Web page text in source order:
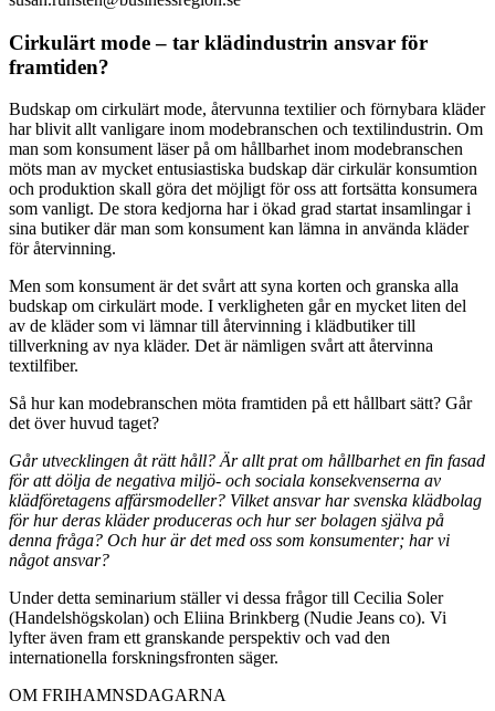
Cirkulärt mode – tar klädindustrin ansvar för
framtiden?
Budskap om cirkulärt mode, återvunna textilier och förnybara kläder
har blivit allt vanligare inom modebranschen och textilindustrin. Om
man som konsument läser på om hållbarhet inom modebranschen
möts man av mycket entusiastiska budskap där cirkulär konsumtion
och produktion skall göra det möjligt för oss att fortsätta konsumera
som vanligt. De stora kedjorna har i ökad grad startat insamlingar i
sina butiker där man som konsument kan lämna in använda kläder
för återvinning.
Men som konsument är det svårt att syna korten och granska alla
budskap om cirkulärt mode. I verkligheten går en mycket liten del
av de kläder som vi lämnar till återvinning i klädbutiker till
tillverkning av nya kläder. Det är nämligen svårt att återvinna
textilfiber.
Så hur kan modebranschen möta framtiden på ett hållbart sätt? Går
det över huvud taget?
Går utvecklingen åt rätt håll? Är allt prat om hållbarhet en fin fasad
för att dölja de negativa miljö- och sociala konsekvenserna av
klädföretagens affärsmodeller? Vilket ansvar har svenska klädbolag
för hur deras kläder produceras och hur ser bolagen själva på
denna fråga? Och hur är det med oss som konsumenter; har vi
något ansvar?
Under detta seminarium ställer vi dessa frågor till Cecilia Soler
(Handelshögskolan) och Eliina Brinkberg (Nudie Jeans co). Vi
lyfter även fram ett granskande perspektiv och vad den
internationella forskningsfronten säger.
OM FRIHAMNSDAGARNA